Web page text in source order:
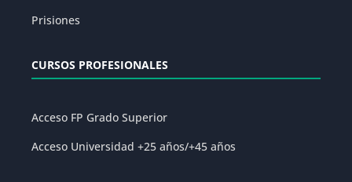
Prisiones
CURSOS PROFESIONALES
Acceso FP Grado Superior
Acceso Universidad +25 años/+45 años